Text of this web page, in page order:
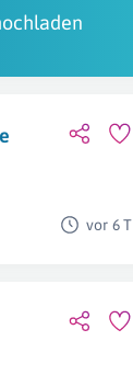
vor 6 T